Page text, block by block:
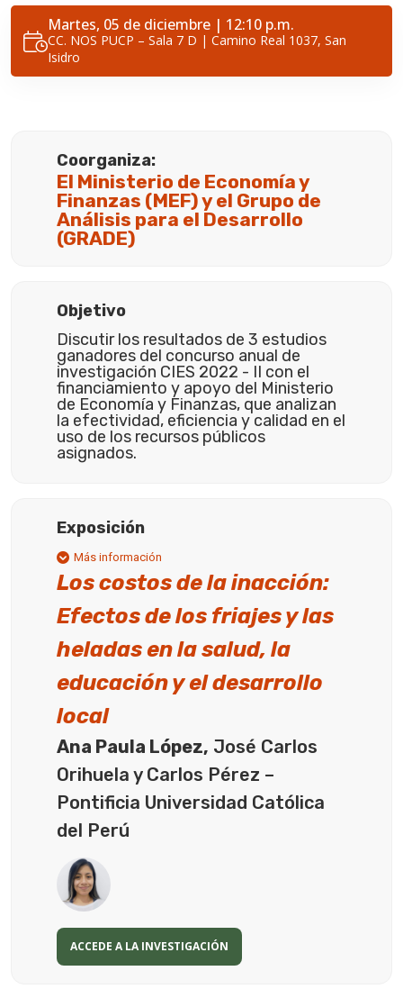
Martes, 05 de diciembre | 12:10 p.m.
CC. NOS PUCP – Sala 7 D | Camino Real 1037, San
Isidro
Coorganiza:
El Ministerio de Economía y
Finanzas (MEF) y el Grupo de
Análisis para el Desarrollo
(GRADE)
Objetivo
Discutir los resultados de 3 estudios
ganadores del concurso anual de
investigación CIES 2022 - II con el
financiamiento y apoyo del Ministerio
de Economía y Finanzas, que analizan
la efectividad, eficiencia y calidad en el
uso de los recursos públicos
asignados.
Exposición
Más información
Los costos de la inacción:
Efectos de los friajes y las
heladas en la salud, la
educación y el desarrollo
local
Ana Paula López, José Carlos
Orihuela y Carlos Pérez –
Pontificia Universidad Católica
del Perú
ACCEDE A LA INVESTIGACIÓN